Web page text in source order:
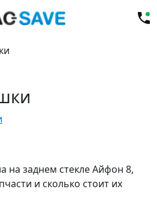
на заднем стекле Айфон 8,
и сколько стоит их